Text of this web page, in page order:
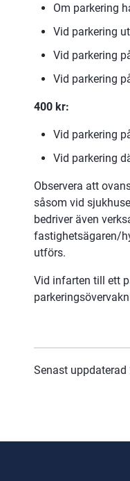
Om parkering
Vid parkering
Vid parkering
Vid parkering
400 kr:
Vid parkering
Vid parkering
Observera att
såsom vid
bedriver även
fastighetsägaren/
utförs.
Vid infarten till ett
Senast uppdaterad